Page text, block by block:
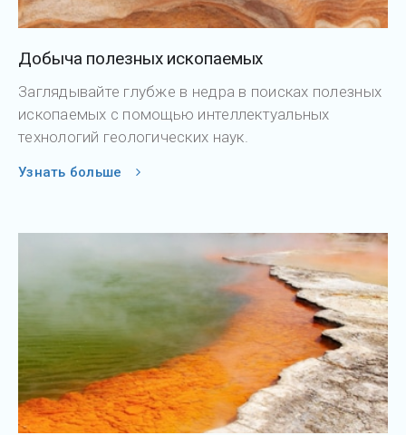
Добыча полезных ископаемых
Заглядывайте глубже в недра в поисках полезных
ископаемых с помощью интеллектуальных
технологий геологических наук.
Узнать больше